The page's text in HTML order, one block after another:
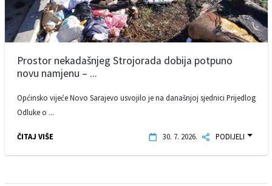
Prostor nekadašnjeg Strojorada dobija potpuno
novu namjenu – ...
Općinsko vijeće Novo Sarajevo usvojilo je na današnjoj sjednici Prijedlog
Odluke o ...
ČITAJ VIŠE 30. 7. 2026. PODIJELI